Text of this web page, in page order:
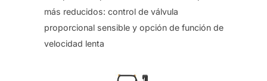
más reducidos: control de válvula
proporcional sensible y opción de función de
velocidad lenta